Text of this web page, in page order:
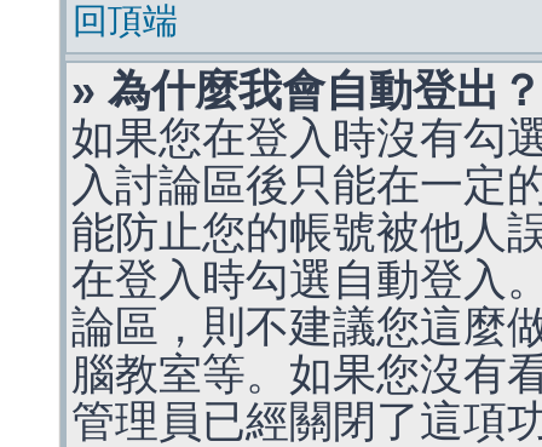
回頂端
» 為什麼我會自動登出？
如果您在登入時沒有勾
入討論區後只能在一定
能防止您的帳號被他人
在登入時勾選自動登入
論區，則不建議您這麼
腦教室等。如果您沒有
管理員已經關閉了這項